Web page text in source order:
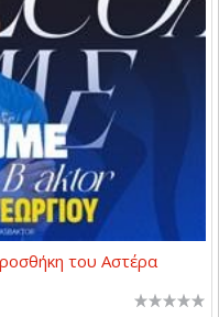
του Αστέρα